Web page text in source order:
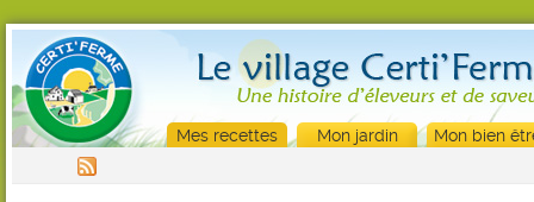
Mes recettes Mon jardin Mon bien